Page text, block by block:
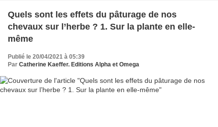
Quels sont les effets du pâturage de nos
chevaux sur l’herbe ? 1. Sur la plante en elle-
même
Publié le 20/04/2021 à 05:39
Par Catherine Kaeffer. Editions Alpha et Omega